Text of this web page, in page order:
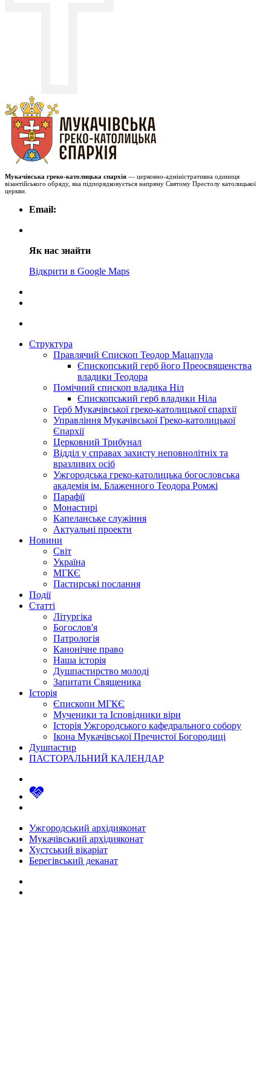
Мукачівська греко-католицька єпархія — церковно-адміністративна одиниця
візантійського обряду, яка підпорядковується напряму Святому Престолу католицької
церкви.
Email:
Як нас знайти
Відкрити в Google Maps
Структура
Правлячий Єпископ Теодор Мацапула
Єпископський герб його Преосвященства
владики Теодора
Помічний єпископ владика Ніл
Єпископський герб владики Ніла
Герб Мукачівської греко-католицької єпархії
Управління Мукачівської Греко-католицької
Єпархії
Церковний Трибунал
Відділ у справах захисту неповнолітніх та
вразливих осіб
Ужгородська греко-католицька богословська
академія ім. Блаженного Теодора Ромжі
Парафії
Монастирі
Капеланське служіння
Актуальні проекти
Новини
Світ
Україна
МГКЄ
Пастирські послання
Події
Статті
Літургіка
Богослов'я
Патрологія
Канонічне право
Наша історія
Душпастирство молоді
Запитати Священика
Історія
Єпископи МГКЄ
Мученики та Ісповідники віри
Історія Ужгородського кафедрального собору
Ікона Мукачівської Пречистої Богородиці
Душпастир
ПАСТОРАЛЬНИЙ КАЛЕНДАР
Ужгородський архідияконат
Мукачівський архідияконат
Хустський вікаріат
Берегівський деканат